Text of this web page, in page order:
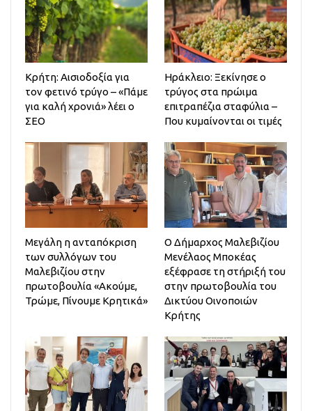
Κρήτη: Αισιοδοξία για
τον φετινό τρύγο – «Πάμε
για καλή χρονιά» λέει ο
ΣΕΟ
Ηράκλειο: Ξεκίνησε ο
τρύγος στα πρώιμα
επιτραπέζια σταφύλια –
Που κυμαίνονται οι τιμές
Μεγάλη η ανταπόκριση
των συλλόγων του
Μαλεβιζίου στην
πρωτοβουλία «Ακούμε,
Τρώμε, Πίνουμε Κρητικά»
Ο Δήμαρχος Μαλεβιζίου
Μενέλαος Μποκέας
εξέφρασε τη στήριξή του
στην πρωτοβουλία του
Δικτύου Οινοποιών
Κρήτης